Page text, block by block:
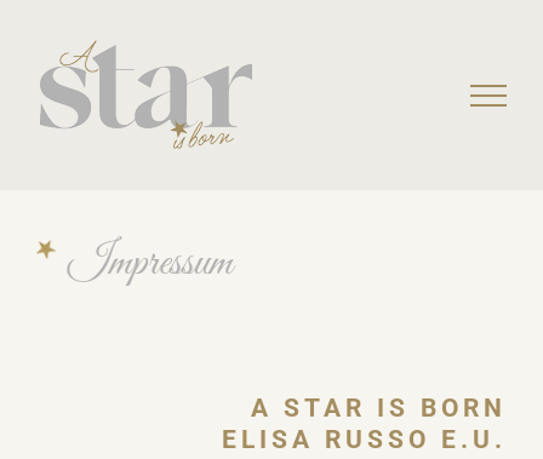
Impressum
A STAR IS BORN
ELISA RUSSO E.U.